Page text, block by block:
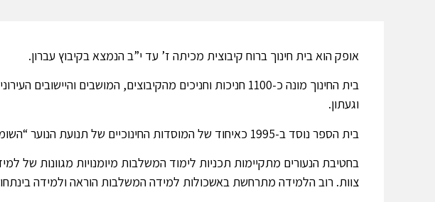
אופק הוא בית חינוך ברוח קיבוצית מכיתה ז’ עד י”ב הנמצא בקיבוץ עברון.
בית החינוך מונה כ-1100 חניכות וחניכים מהקיבוצים,
וגעתון.
בית הספר נוסד ב-1995 כאיחוד של המוסדות החינוכיים של תנועת הנוער “השומר הצעיר”: “מוסד נעמן” ו”מוסד אושרת”.
בחטיבת הנעורים מתקיימות תכניות לימוד המשלבות מיומנויות מגוונות של
צוות. רוב הלמידה מתרחשת באשכולות למידה המשלבות הוראה ולמידה